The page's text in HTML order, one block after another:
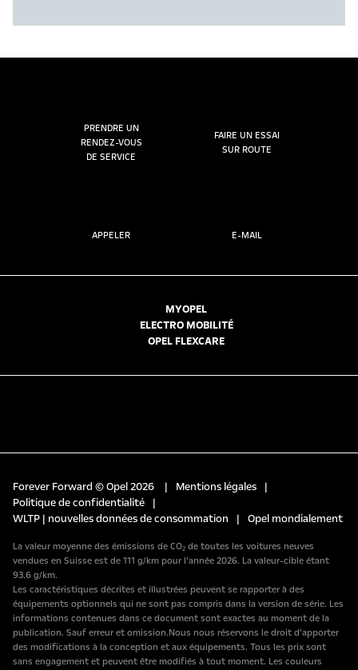
PRENDRE UN
RENDEZ-VOUS
DE SERVICE
FAIRE UN ESSAI
SUR ROUTE
APPELER E-MAIL
MYOPEL
ELECTRO MOBILITÉ
OPEL FLEXCARE
Forever Forward © Opel 2026 | Mentions légales
|
Politique de confidentialité
|
WLTP | nouvelles données de consommation
| Opel mondialement
La valeur moyenne des émissions de CO₂ de toutes les voitures neuves
vendues en Suisse est de 111 g/km pour l’année 2026. La valeur-cible étant
93.6 g/km.
Les caractéristiques décrites et illustrées peuvent se rapporter à des
équipements optionnels qui ne sont pas compris dans la version de série. Les
informations contenues dans ce document sont exactes au moment de la
publication. Sauf erreur et omission.Nous nous réservons le droit d’apporter
des modifications à la conception et aux équipements. Tous les prix sont
sans engagement et peuvent être modifiés à tout moment. Les couleurs